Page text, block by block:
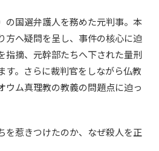
の国選弁護人を務めた元判事。本
方へ疑問を呈し、事件の核心に迫
指摘、元幹部たちへ下された量刑
す。さらに裁判官をしながら仏教
ウム真理教の教義の問題点に迫っ
を惹きつけたのか、なぜ殺人を正